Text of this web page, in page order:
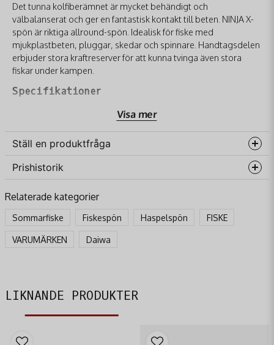
Det tunna kolfiberämnet är mycket behändigt och
välbalanserat och ger en fantastisk kontakt till beten. NINJA X-
spön är riktiga allround-spön. Idealisk för fiske med
mjukplastbeten, pluggar, skedar och spinnare. Handtagsdelen
erbjuder stora kraftreserver för att kunna tvinga även stora
fiskar under kampen.
Specifikationer
Kolämne av hög kvalitet
Kork/EVA handtag
DPS fäste
Rostfria ramguider med LTS-ringar
Tunn och lätt design
Visa mer
Ställ en produktfråga
question
Fråga oss något om denna produkten...
name
Namn
Mejladress
Prishistorik
Relaterade kategorier
Sommarfiske Fiskespön Haspelspön FISKE
VARUMÄRKEN Daiwa
LIKNANDE PRODUKTER